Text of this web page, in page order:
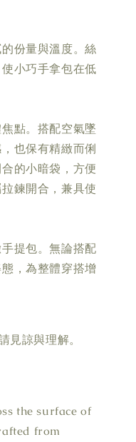
份量與溫度。絲
小巧手拿包在低
點。搭配空氣墜
也保有精緻而俐
的小暗袋，方便
鍊開合，兼具使
提包。無論搭配
，為整體穿搭增
見諒與理解。
the surface of
from